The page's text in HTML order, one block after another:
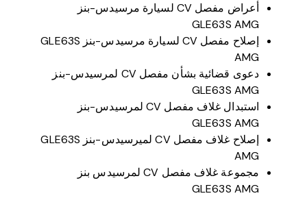
أعراض مفصل CV لسيارة مرسيدس-بنز
GLE63S AMG
إصلاح مفصل CV لسيارة مرسيدس-بنز GLE63S
AMG
دعوى قضائية بشأن مفصل CV لمرسيدس-بنز
GLE63S AMG
استبدال غلاف مفصل CV لمرسيدس-بنز
GLE63S AMG
إصلاح غلاف مفصل CV لميرسيدس-بنز GLE63S
AMG
مجموعة غلاف مفصل CV لمرسيدس بنز
GLE63S AMG